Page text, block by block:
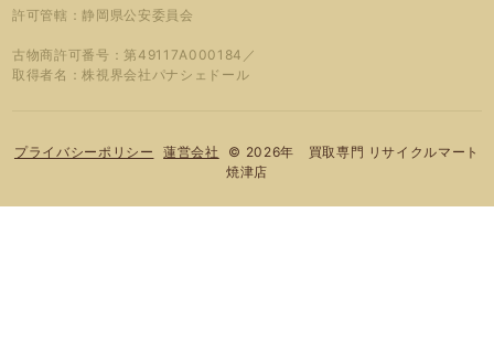
許可管轄：静岡県公安委員会
古物商許可番号：第49117A000184／
取得者名：株視界会社パナシェドール
プライバシーポリシー 蓮営会社
© 2026年 買取専門 リサイクルマート
焼津店